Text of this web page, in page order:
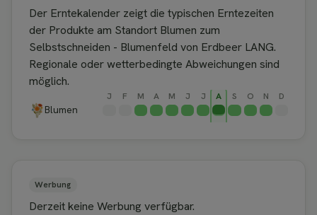
Der Erntekalender zeigt die typischen Erntezeiten
der Produkte am Standort Blumen zum
Selbstschneiden - Blumenfeld von Erdbeer LANG.
Regionale oder wetterbedingte Abweichungen sind
möglich.
J F M A M J J A S O N D
Blumen
Werbung
Derzeit keine Werbung verfügbar.